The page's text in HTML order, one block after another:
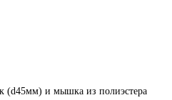
(d45мм) и мышка из полиэстера